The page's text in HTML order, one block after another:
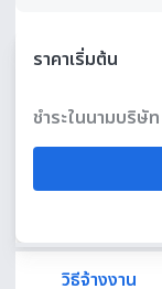
ราคาเริ่มต้น
ชำระในนามบริษัท
วิธีจ้างงาน